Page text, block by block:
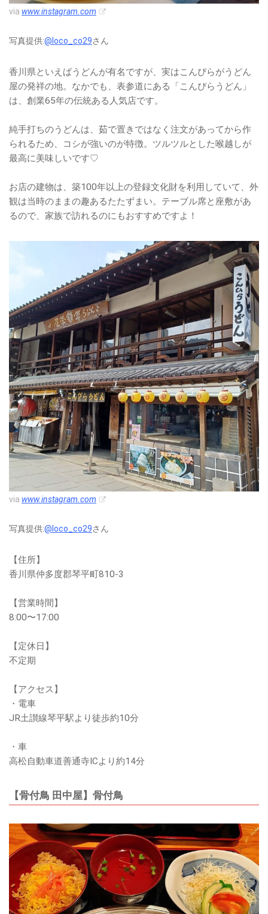
via www.instagram.com
写真提供:@loco_co29さん
香川県といえばうどんが有名ですが、実はこんぴらがうどん
屋の発祥の地。なかでも、表参道にある「こんぴらうどん」
は、創業65年の伝統ある人気店です。
純手打ちのうどんは、茹で置きではなく注文があってから作
られるため、コシが強いのが特徴。ツルツルとした喉越しが
最高に美味しいです♡
お店の建物は、築100年以上の登録文化財を利用していて、外
観は当時のままの趣あるたたずまい。テーブル席と座敷があ
るので、家族で訪れるのにもおすすめですよ！
via www.instagram.com
写真提供:@loco_co29さん
【住所】
香川県仲多度郡琴平町810-3
【営業時間】
8:00〜17:00
【定休日】
不定期
【アクセス】
・電車
JR土讃線琴平駅より徒歩約10分
・車
高松自動車道善通寺ICより約14分
【骨付鳥 田中屋】骨付鳥